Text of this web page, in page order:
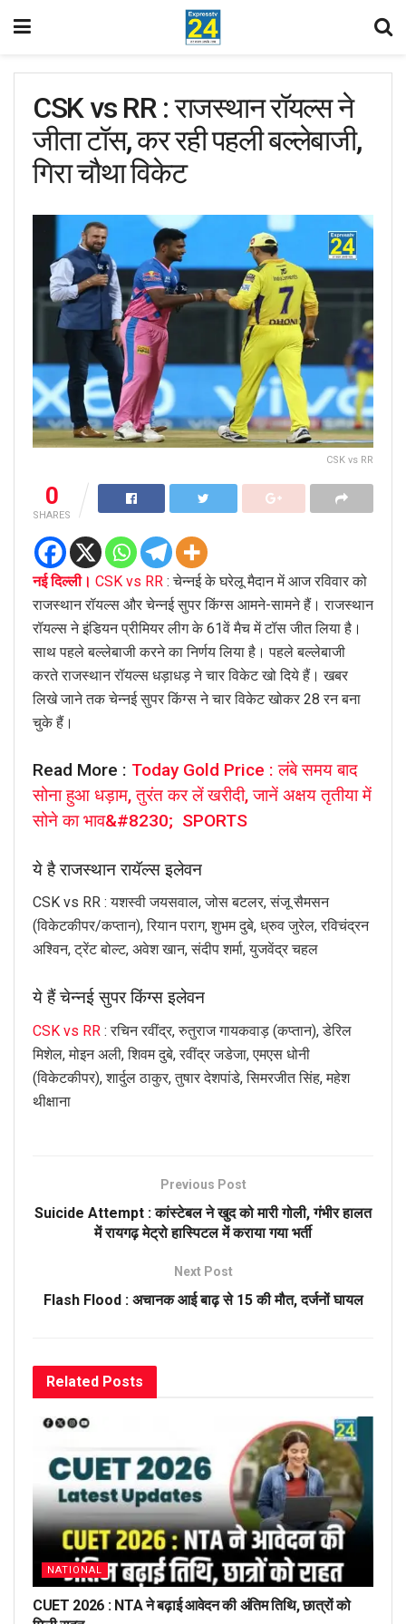
CSK vs RR : राजस्थान रॉयल्स ने
जीता टॉस, कर रही पहली बल्लेबाजी,
गिरा चौथा विकेट
CSK vs RR
0
SHARES
नई दिल्ली। CSK vs RR : चेन्नई के घरेलू मैदान में आज रविवार को
राजस्थान रॉयल्स और चेन्नई सुपर किंग्स आमने-सामने हैं। राजस्थान
रॉयल्स ने इंडियन प्रीमियर लीग के 61वें मैच में टॉस जीत लिया है।
साथ पहले बल्लेबाजी करने का निर्णय लिया है। पहले बल्लेबाजी
करते राजस्थान रॉयल्स धड़ाधड़ ने चार विकेट खो दिये हैं। खबर
लिखे जाने तक चेन्नई सुपर किंग्स ने चार विकेट खोकर 28 रन बना
चुके हैं।
Read More : Today Gold Price : लंबे समय बाद
सोना हुआ धड़ाम, तुरंत कर लें खरीदी, जानें अक्षय तृतीया में
सोने का भाव&#8230; SPORTS
ये है राजस्थान रायॅल्स इलेवन
CSK vs RR : यशस्वी जयसवाल, जोस बटलर, संजू सैमसन
(विकेटकीपर/कप्तान), रियान पराग, शुभम दुबे, ध्रुव जुरेल, रविचंद्रन
अश्विन, ट्रेंट बोल्ट, अवेश खान, संदीप शर्मा, युजवेंद्र चहल
ये हैं चेन्नई सुपर किंग्स इलेवन
CSK vs RR : रचिन रवींद्र, रुतुराज गायकवाड़ (कप्तान), डेरिल
मिशेल, मोइन अली, शिवम दुबे, रवींद्र जडेजा, एमएस धोनी
(विकेटकीपर), शार्दुल ठाकुर, तुषार देशपांडे, सिमरजीत सिंह, महेश
थीक्षाना
Previous Post
Suicide Attempt : कांस्टेबल ने खुद को मारी गोली, गंभीर हालत
में रायगढ़ मेट्रो हास्पिटल में कराया गया भर्ती
Next Post
Flash Flood : अचानक आई बाढ़ से 15 की मौत, दर्जनों घायल
Related Posts
NATIONAL
CUET 2026 : NTA ने बढ़ाई आवेदन की अंतिम तिथि, छात्रों को